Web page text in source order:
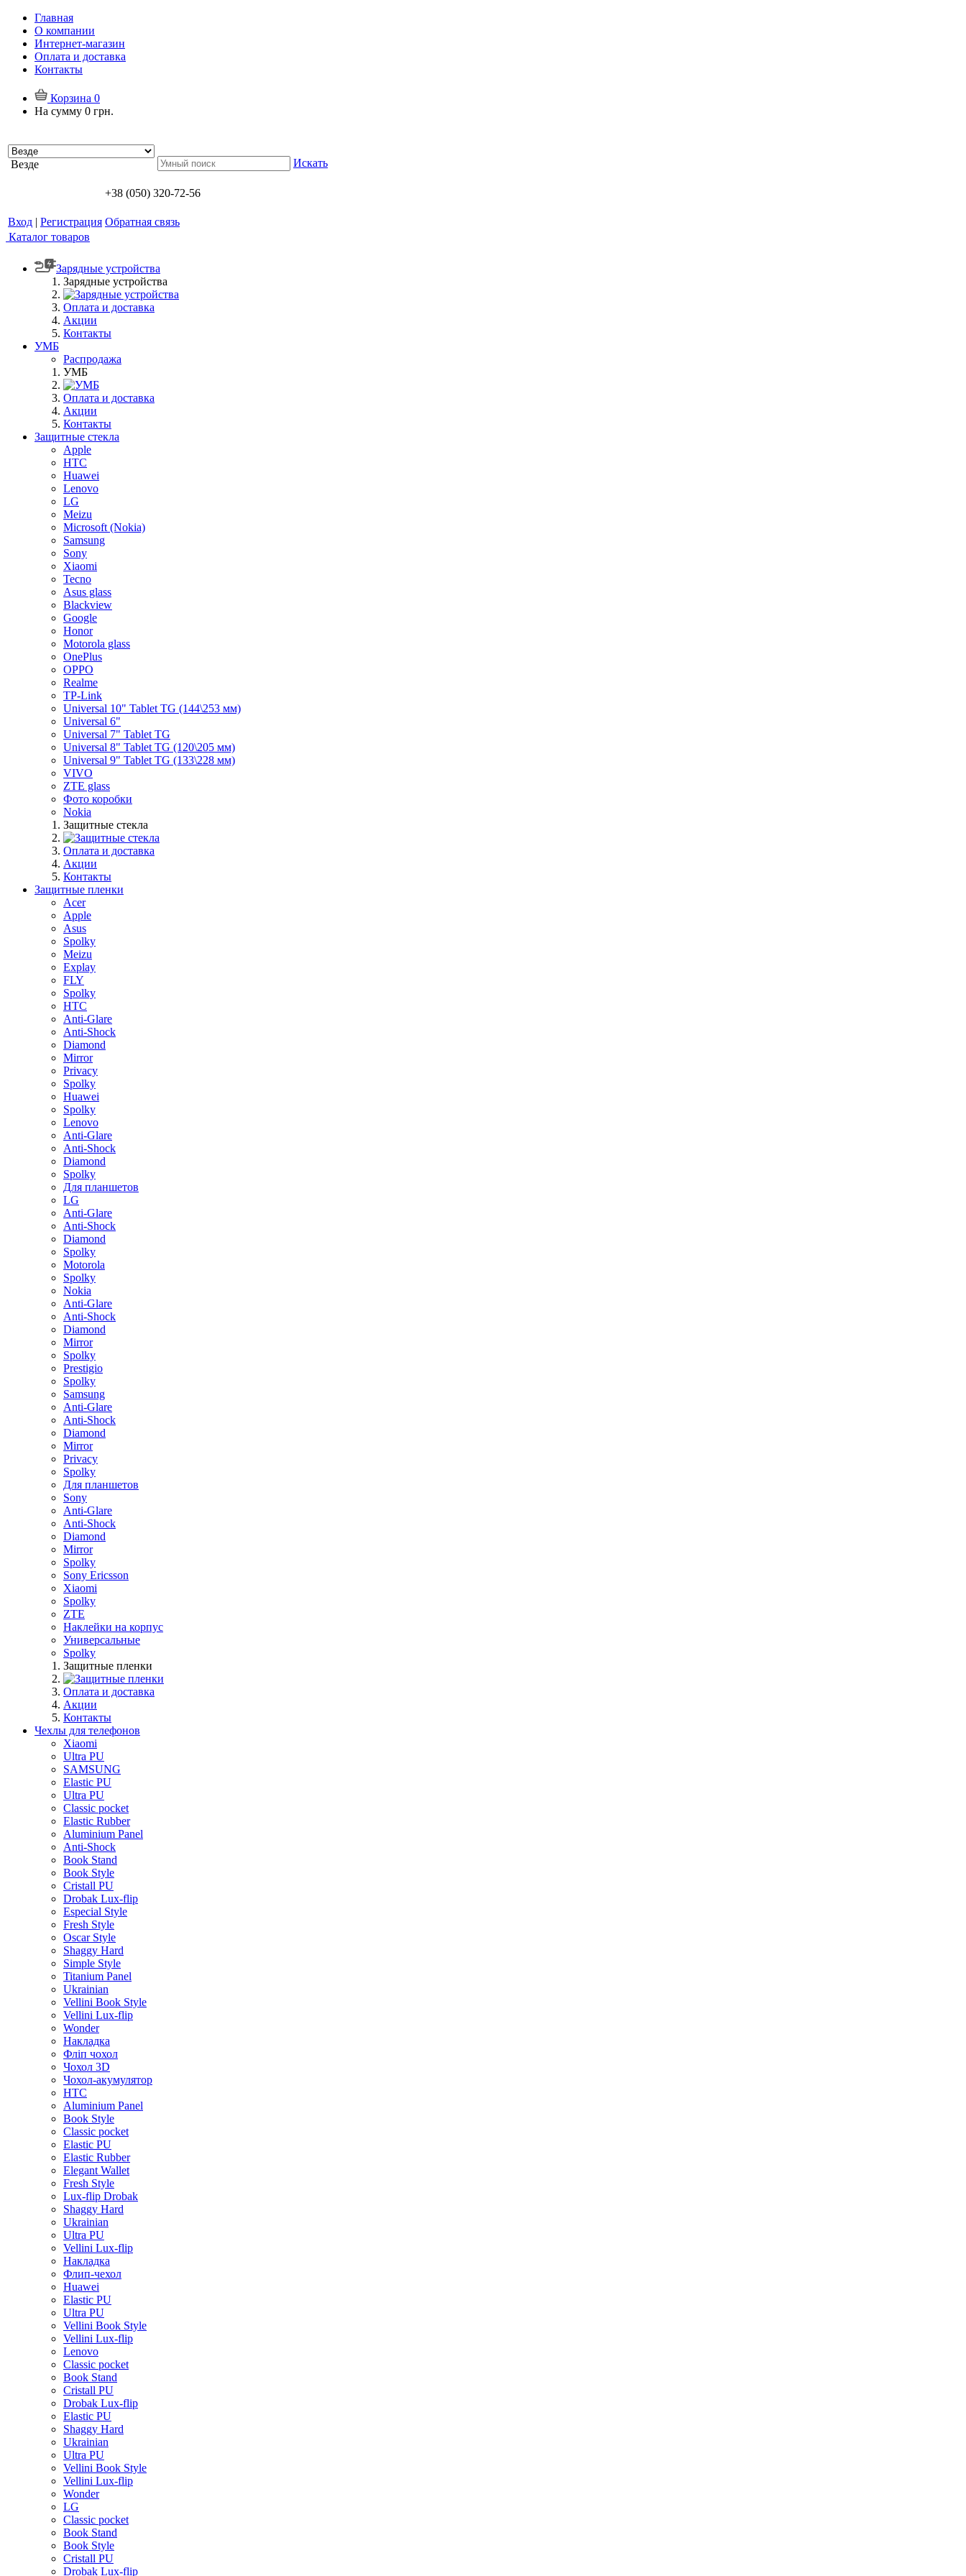
Главная
О компании
Интернет-магазин
Оплата и доставка
Контакты
Корзина 0
На сумму 0 грн.
Везде Искать
+38 (050) 320-72-56
Вход | Регистрация Обратная связь
Каталог товаров
Зарядные устройства
Зарядные устройства
Оплата и доставка
Акции
Контакты
УМБ
Распродажа
УМБ
Оплата и доставка
Акции
Контакты
Защитные стекла
Apple
HTC
Huawei
Lenovo
LG
Meizu
Microsoft (Nokia)
Samsung
Sony
Xiaomi
Tecno
Asus glass
Blackview
Google
Honor
Motorola glass
OnePlus
OPPO
Realme
TP-Link
Universal 10" Tablet TG (144\253 мм)
Universal 6"
Universal 7" Tablet TG
Universal 8" Tablet TG (120\205 мм)
Universal 9" Tablet TG (133\228 мм)
VIVO
ZTE glass
Фото коробки
Nokia
Защитные стекла
Оплата и доставка
Акции
Контакты
Защитные пленки
Acer
Apple
Asus
Spolky
Meizu
Explay
FLY
Spolky
HTC
Anti-Glare
Anti-Shock
Diamond
Mirror
Privacy
Spolky
Huawei
Spolky
Lenovo
Anti-Glare
Anti-Shock
Diamond
Spolky
Для планшетов
LG
Anti-Glare
Anti-Shock
Diamond
Spolky
Motorola
Spolky
Nokia
Anti-Glare
Anti-Shock
Diamond
Mirror
Spolky
Prestigio
Spolky
Samsung
Anti-Glare
Anti-Shock
Diamond
Mirror
Privacy
Spolky
Для планшетов
Sony
Anti-Glare
Anti-Shock
Diamond
Mirror
Spolky
Sony Ericsson
Xiaomi
Spolky
ZTE
Наклейки на корпус
Универсальные
Spolky
Защитные пленки
Оплата и доставка
Акции
Контакты
Чехлы для телефонов
Xiaomi
Ultra PU
SAMSUNG
Elastic PU
Ultra PU
Classic pocket
Elastic Rubber
Aluminium Panel
Anti-Shock
Book Stand
Book Style
Cristall PU
Drobak Lux-flip
Especial Style
Fresh Style
Oscar Style
Shaggy Hard
Simple Style
Titanium Panel
Ukrainian
Vellini Book Style
Vellini Lux-flip
Wonder
Накладка
Фліп чохол
Чохол 3D
Чохол-акумулятор
HTC
Aluminium Panel
Book Style
Classic pocket
Elastic PU
Elastic Rubber
Elegant Wallet
Fresh Style
Lux-flip Drobak
Shaggy Hard
Ukrainian
Ultra PU
Vellini Lux-flip
Накладка
Флип-чехол
Huawei
Elastic PU
Ultra PU
Vellini Book Style
Vellini Lux-flip
Lenovo
Classic pocket
Book Stand
Cristall PU
Drobak Lux-flip
Elastic PU
Shaggy Hard
Ukrainian
Ultra PU
Vellini Book Style
Vellini Lux-flip
Wonder
LG
Classic pocket
Book Stand
Book Style
Cristall PU
Drobak Lux-flip